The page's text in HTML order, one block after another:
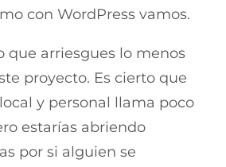
con WordPress vamos.
que arriesgues lo menos
proyecto. Es cierto que
y personal llama poco
estarías abriendo
por si alguien se